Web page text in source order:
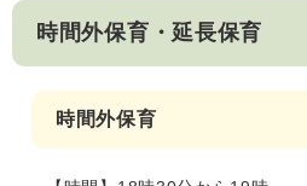
時間外保育・延長保育
時間外保育